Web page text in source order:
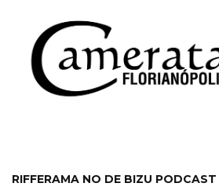
RIFFERAMA NO DE BIZU PODCAST